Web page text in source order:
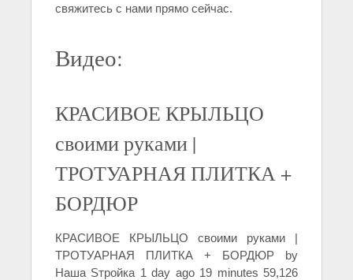
свяжитесь с нами прямо сейчас.
Видео:
КРАСИВОЕ КРЫЛЬЦО
своими руками |
ТРОТУАРНАЯ ПЛИТКА +
БОРДЮР
КРАСИВОЕ КРЫЛЬЦО своими руками |
ТРОТУАРНАЯ ПЛИТКА + БОРДЮР by
Наша Sтройка 1 day ago 19 minutes 59,126